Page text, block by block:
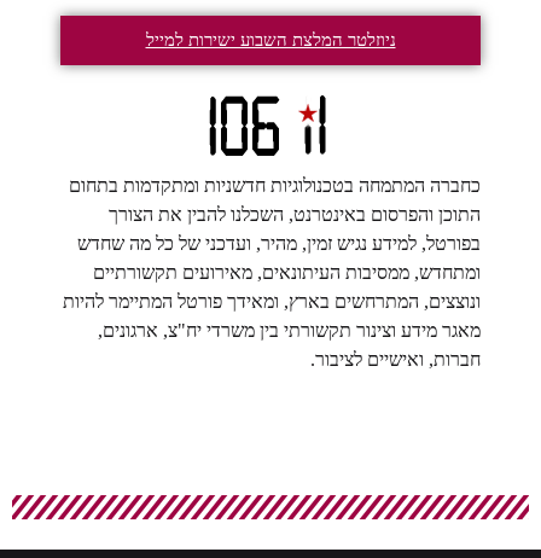
ניוזלטר המלצת השבוע ישירות למייל
כחברה המתמחה בטכנולוגיות חדשניות ומתקדמות בתחום
התוכן והפרסום באינטרנט, השכלנו להבין את הצורך
בפורטל, למידע נגיש זמין, מהיר, ועדכני של כל מה שחדש
ומתחדש, ממסיבות העיתונאים, מאירועים תקשורתיים
ונוצצים, המתרחשים בארץ, ומאידך פורטל המתיימר להיות
מאגר מידע וצינור תקשורתי בין משרדי יח"צ, ארגונים,
חברות, ואישיים לציבור.